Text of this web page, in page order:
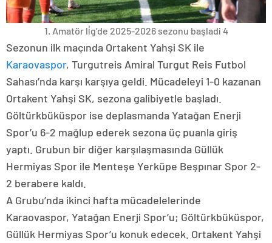
1. Amatör li̇g’de 2025-2026 sezonu başladi 4
Sezonun ilk maçında Ortakent Yahşi SK ile
Karaovaspor, Turgutreis Amiral Turgut Reis Futbol
Sahası’nda karşı karşıya geldi. Mücadeleyi 1-0 kazanan
Ortakent Yahşi SK, sezona galibiyetle başladı.
Göltürkbüküspor ise deplasmanda Yatağan Enerji
Spor’u 6-2 mağlup ederek sezona üç puanla giriş
yaptı. Grubun bir diğer karşılaşmasında Güllük
Hermiyas Spor ile Menteşe Yerküpe Beşpınar Spor 2-
2 berabere kaldı.
A Grubu’nda ikinci hafta mücadelelerinde
Karaovaspor, Yatağan Enerji Spor’u; Göltürkbüküspor,
Güllük Hermiyas Spor’u konuk edecek. Ortakent Yahşi